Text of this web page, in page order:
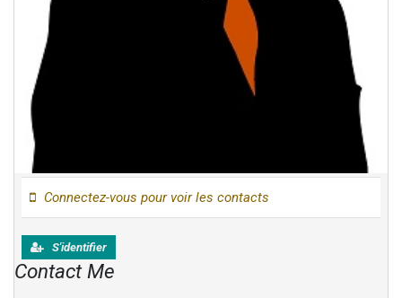
Connectez-vous pour voir les contacts
S'identifier
Contact Me